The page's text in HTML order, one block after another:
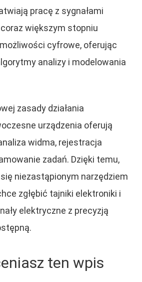
pracę z sygnałami
większym stopniu
cyfrowe, oferując
analizy i modelowania
zasady działania
urządzenia oferują
widma, rejestracja
zadań. Dzięki temu,
niezastąpionym narzędziem
zgłębić tajniki elektroniki i
elektryczne z precyzją
ten wpis